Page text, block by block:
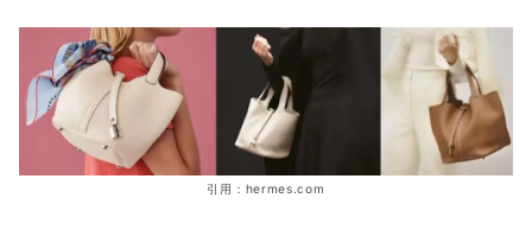
引用：hermes.com